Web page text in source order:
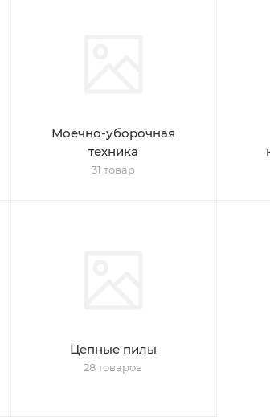
Моечно-уборочная
техника
31 товар
Цепные пилы
28 товаров